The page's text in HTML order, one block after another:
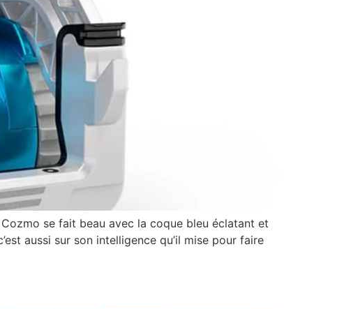
se fait beau avec la coque bleu éclatant et
aussi sur son intelligence qu’il mise pour faire